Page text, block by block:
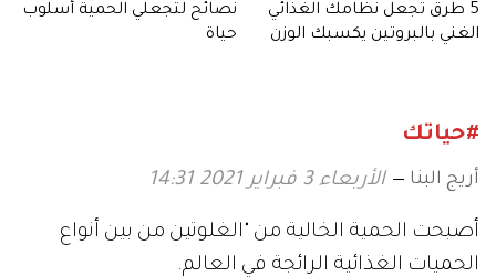
5 طرق تجعل نظامك الغذائي
الغني بالبروتين يكسبك الوزن
نصائح لتجعلي الحمية أسلوب
حياة
#حياتك
أريج البنا الأربعاء 3 فبراير 2021 14:31
أصبحت الحمية الخالية من "الغلوتين من بين أنواع
الحميات الغذائية الرائجة في العالم.